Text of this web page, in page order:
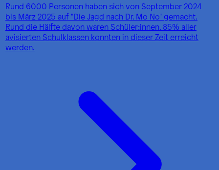
Rund 6000 Personen haben sich von September 2024
bis März 2025 auf "Die Jagd nach Dr. Mo No" gemacht.
Rund die Hälfte davon waren Schüler:innen. 85% aller
avisierten Schulklassen konnten in dieser Zeit erreicht
werden.